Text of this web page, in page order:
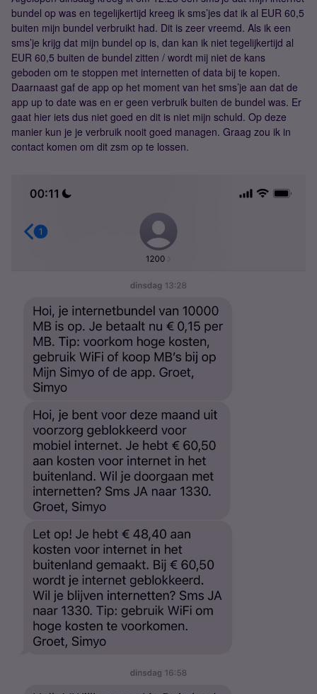
bundel op was en tegelijkertijd kreeg ik sms’jes dat ik al EUR 60,5
buiten mijn bundel verbruikt had. Dit is zeer vreemd. Als ik een
sms’je krijg dat mijn bundel op is, dan kan ik niet tegelijkertijd al
EUR 60,5 buiten de bundel zitten / wordt mij niet de kans
geboden om te stoppen met internetten of data bij te kopen.
Daarnaast gaf de app op het moment van het sms’je aan dat de
app up to date was en er geen verbruik buiten de bundel was. Er
gaat hier iets dus niet goed en dit is niet mijn schuld. Op deze
manier kun je je verbruik nooit goed managen. Graag zou ik in
contact komen om dit zsm op te lossen.